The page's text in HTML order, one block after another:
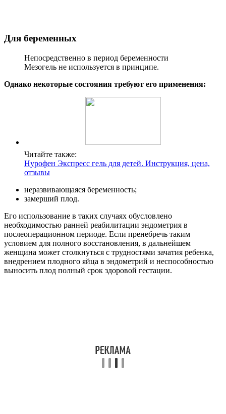
Для беременных
Непосредственно в период беременности
Мезогель не используется в принципе.
Однако некоторые состояния требуют его применения:
Читайте также:
Нурофен Экспресс гель для детей. Инструкция, цена,
отзывы
неразвивающаяся беременность;
замерший плод.
Его использование в таких случаях обусловлено
необходимостью ранней реабилитации эндометрия в
послеоперационном периоде. Если пренебречь таким
условием для полного восстановления, в дальнейшем
женщина может столкнуться с трудностями зачатия ребенка,
внедрением плодного яйца в эндометрий и неспособностью
выносить плод полный срок здоровой гестации.